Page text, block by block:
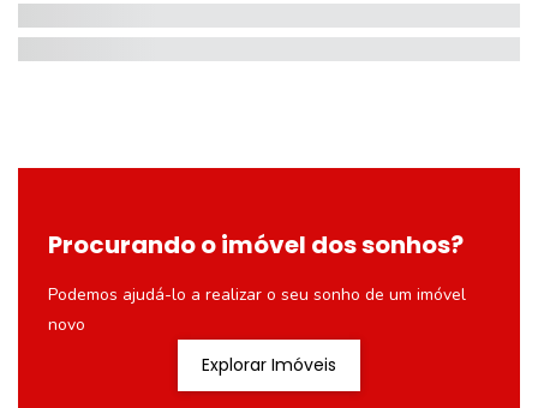
Procurando o imóvel dos sonhos?
Podemos ajudá-lo a realizar o seu sonho de um imóvel
novo
Explorar Imóveis